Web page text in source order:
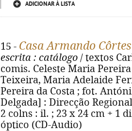
ADICIONAR À LISTA
15 - Casa Armando
escrita : catálogo / textos
comis. Celeste Maria
Teixeira, Maria Adelaide
Pereira da Costa ; fot.
Delgada] : Direcção
2 colns : il. ; 23 x 24 cm + 1
óptico (CD-Audio)